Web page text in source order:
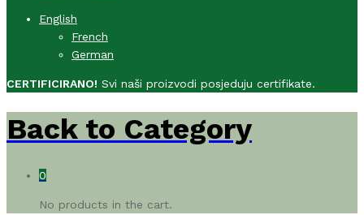
English
French
German
CERTIFICIRANO! Svi naši proizvodi posjeduju certifikate.
Back to Category
0
No products in the cart.